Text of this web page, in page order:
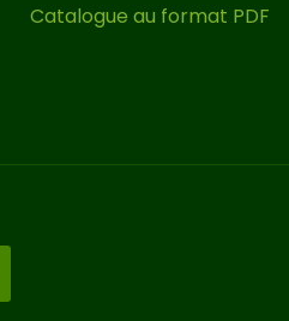
Catalogue au format PDF